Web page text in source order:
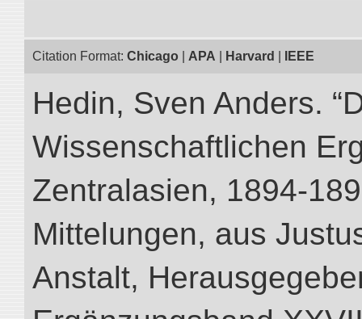
Citation Format: Chicago APA Harvard IEEE
Hedin, Sven Anders.
Wissenschaftlichen
Zentralasien, 1894-
Mittelungen, aus
Anstalt,